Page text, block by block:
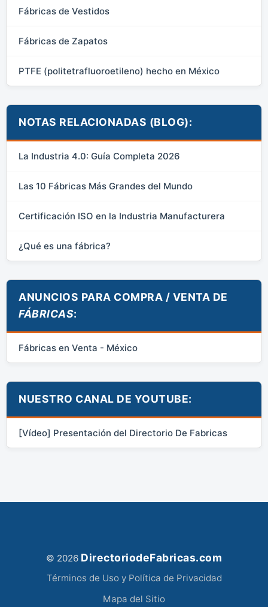
Fábricas de Vestidos
Fábricas de Zapatos
PTFE (politetrafluoroetileno) hecho en México
NOTAS RELACIONADAS (BLOG):
La Industria 4.0: Guía Completa 2026
Las 10 Fábricas Más Grandes del Mundo
Certificación ISO en la Industria Manufacturera
¿Qué es una fábrica?
ANUNCIOS PARA COMPRA / VENTA DE
FÁBRICAS:
Fábricas en Venta - México
NUESTRO CANAL DE YOUTUBE:
[Vídeo] Presentación del Directorio De Fabricas
© 2026 DirectoriodeFabricas.com
Términos de Uso y Política de Privacidad
Mapa del Sitio